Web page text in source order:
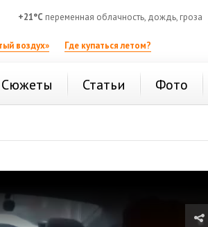
+21°C переменная облачность, дождь, гроза
воздух» Где купаться летом?
Сюжеты Статьи Фото